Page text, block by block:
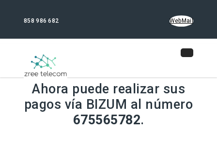
858 986 682 WebMail
Ahora puede realizar sus
pagos vía BIZUM al número
675565782.